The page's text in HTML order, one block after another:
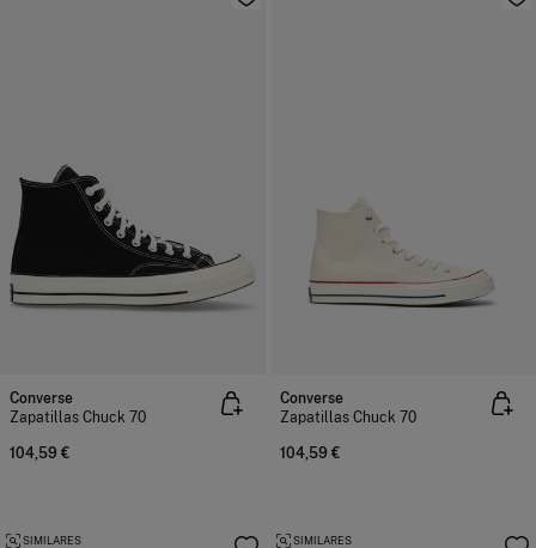
Converse
Zapatillas Chuck 70
104,59 €
Converse
Zapatillas Chuck 70
104,59 €
SIMILARES SIMILARES